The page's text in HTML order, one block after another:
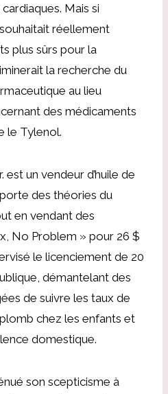
Mais si
réellement
plus sûrs pour la
la recherche du
au lieu
des médicaments
le Tylenol.
un vendeur d’huile de
des théories du
en vendant des
No Problem » pour 26 $
le licenciement de 20
démantelant des
de suivre les taux de
chez les enfants et
domestique.
son scepticisme à